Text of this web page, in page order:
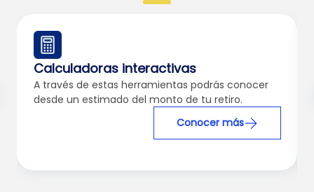
Calculadoras interactivas
A través de estas herramientas podrás conocer
desde un estimado del monto de tu retiro.
Conocer más